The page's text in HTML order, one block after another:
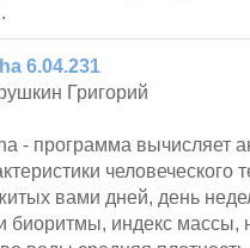
6.04.231
Григорий
- программа вычисляет
человеческого
вами дней, день
биоритмы, индекс массы,